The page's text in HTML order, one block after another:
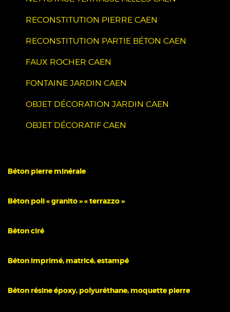
RECONSTITUTION PIERRE CAEN
RECONSTITUTION PARTIE BÉTON CAEN
FAUX ROCHER CAEN
FONTAINE JARDIN CAEN
OBJET DÉCORATION JARDIN CAEN
OBJET DÉCORATIF CAEN
Béton pierre minérale
Béton poli « granito » « terrazzo »
Béton ciré
Béton imprimé, matricé, estampé
Béton résine époxy, polyuréthane, moquette pierre